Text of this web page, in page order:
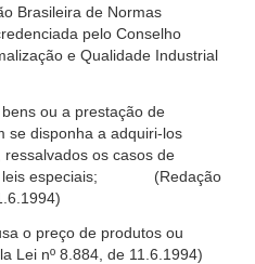
Brasileira de Normas
pelo Conselho
e Qualidade Industrial
ou a prestação de
se disponha a adquiri-los
os casos de
leis especiais; (Redação
o preço de produtos ou
nº 8.884, de 11.6.1994)